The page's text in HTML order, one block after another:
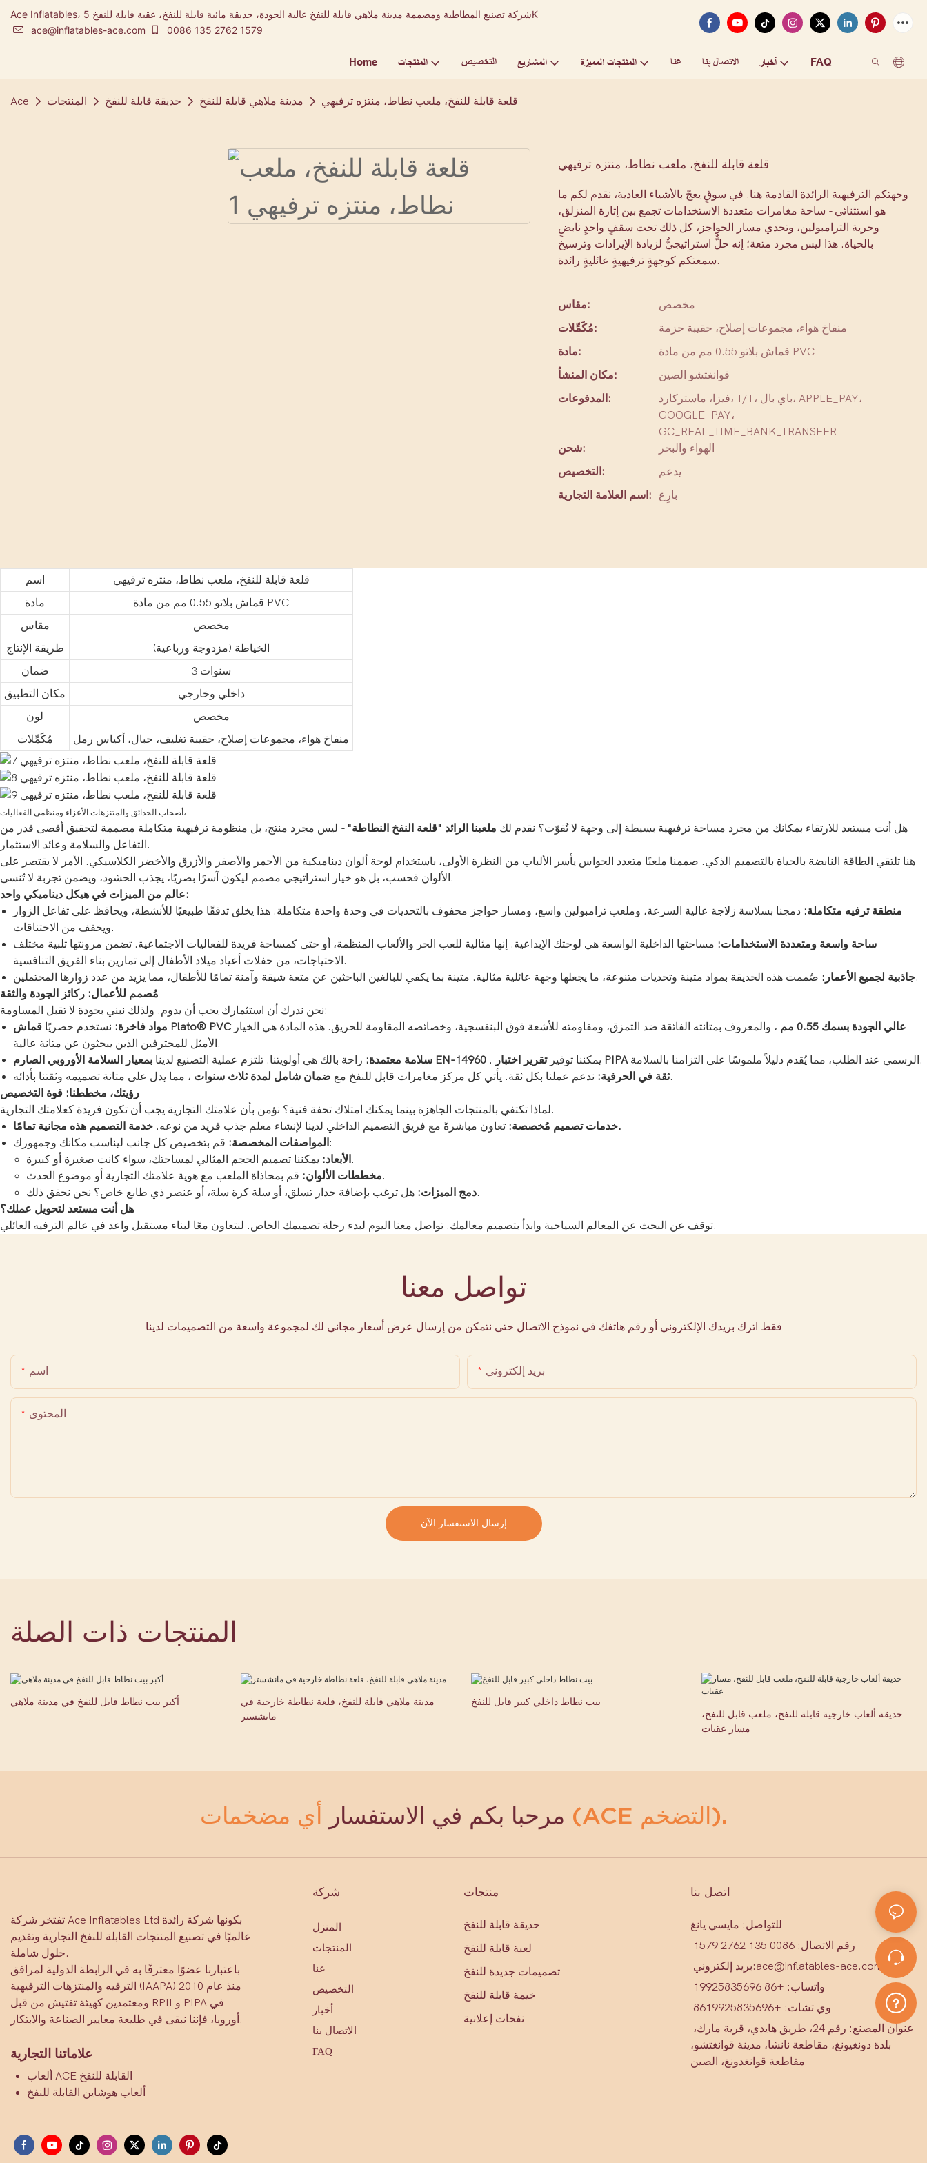
Ace Inflatables، شركة تصنيع المطاطية ومصممة مدينة ملاهي قابلة للنفخ عالية الجودة، حديقة مائية قابلة للنفخ، عقبة قابلة للنفخ 5K
ace@inflatables-ace.com
0086 135 2762 1579
Home المنتجات التخصيص المشاريع المنتجات المميزة عنا الاتصال بنا أخبار FAQ
Ace المنتجات حديقة قابلة للنفخ مدينة ملاهي قابلة للنفخ قلعة قابلة للنفخ، ملعب نطاط، منتزه ترفيهي
قلعة قابلة للنفخ، ملعب نطاط، منتزه ترفيهي
وجهتكم الترفيهية الرائدة القادمة هنا. في سوقٍ يعجّ بالأشياء العادية، نقدم لكم ما
هو استثنائي - ساحة مغامرات متعددة الاستخدامات تجمع بين إثارة المنزلق،
وحرية الترامبولين، وتحدي مسار الحواجز، كل ذلك تحت سقفٍ واحدٍ نابضٍ
بالحياة. هذا ليس مجرد متعة؛ إنه حلٌّ استراتيجيٌّ لزيادة الإيرادات وترسيخ
سمعتكم كوجهةٍ ترفيهيةٍ عائليةٍ رائدة.
مقاس:
مخصص
مُكَمِّلات:
منفاخ هواء، مجموعات إصلاح، حقيبة حزمة
مادة:
قماش بلاتو 0.55 مم من مادة PVC
مكان المنشأ:
قوانغتشو الصين
المدفوعات:
فيزا، ماستركارد، T/T، باي بال، APPLE_PAY،
GOOGLE_PAY،
GC_REAL_TIME_BANK_TRANSFER
شحن:
الهواء والبحر
التخصيص:
يدعم
اسم العلامة التجارية:
بارِع
اسم
قلعة قابلة للنفخ، ملعب نطاط، منتزه ترفيهي
مادة
قماش بلاتو 0.55 مم من مادة PVC
مقاس
مخصص
طريقة الإنتاج
الخياطة (مزدوجة ورباعية)
ضمان
3 سنوات
مكان التطبيق
داخلي وخارجي
لون
مخصص
مُكَمِّلات
منفاخ هواء، مجموعات إصلاح، حقيبة تغليف، حبال، أكياس رمل
أصحاب الحدائق والمتنزهات الأعزاء ومنظمي الفعاليات،
هل أنت مستعد للارتقاء بمكانك من مجرد مساحة ترفيهية بسيطة إلى وجهة لا تُفوّت؟ نقدم لك ملعبنا الرائد "قلعة النفخ النطاطة" - ليس مجرد منتج، بل منظومة ترفيهية متكاملة مصممة لتحقيق أقصى قدر من
التفاعل والسلامة وعائد الاستثمار.
هنا تلتقي الطاقة النابضة بالحياة بالتصميم الذكي. صممنا ملعبًا متعدد الحواس يأسر الألباب من النظرة الأولى، باستخدام لوحة ألوان ديناميكية من الأحمر والأصفر والأزرق والأخضر الكلاسيكي. الأمر لا يقتصر على
الألوان فحسب، بل هو خيار استراتيجي مصمم ليكون آسرًا بصريًا، يجذب الحشود، ويضمن تجربة لا تُنسى.
عالم من الميزات في هيكل ديناميكي واحد:
منطقة ترفيه متكاملة: دمجنا بسلاسة زلاجة عالية السرعة، وملعب ترامبولين واسع، ومسار حواجز محفوف بالتحديات في وحدة واحدة متكاملة. هذا يخلق تدفقًا طبيعيًا للأنشطة، ويحافظ على تفاعل الزوار
ويخفف من الاختناقات.
ساحة واسعة ومتعددة الاستخدامات: مساحتها الداخلية الواسعة هي لوحتك الإبداعية. إنها مثالية للعب الحر والألعاب المنظمة، أو حتى كمساحة فريدة للفعاليات الاجتماعية. تضمن مرونتها تلبية مختلف
الاحتياجات، من حفلات أعياد ميلاد الأطفال إلى تمارين بناء الفريق التنافسية.
جاذبية لجميع الأعمار:صُممت هذه الحديقة بمواد متينة وتحديات متنوعة، ما يجعلها وجهة عائلية مثالية. متينة بما يكفي للبالغين الباحثين عن متعة شيقة وآمنة تمامًا للأطفال، مما يزيد من عدد زوارها المحتملين.
مُصمم للأعمال: ركائز الجودة والثقة
نحن ندرك أن استثمارك يجب أن يدوم. ولذلك نبني بجودة لا تقبل المساومة:
مواد فاخرة: نستخدم حصريًا قماش Plato® PVC عالي الجودة بسمك 0.55 مم
، والمعروف بمتانته الفائقة ضد التمزق، ومقاومته للأشعة فوق البنفسجية، وخصائصه المقاومة للحريق. هذه المادة هي الخيار
الأمثل للمحترفين الذين يبحثون عن متانة عالية.
سلامة معتمدة: راحة بالك هي أولويتنا. تلتزم عملية التصنيع لدينا بمعيار السلامة الأوروبي الصارم EN-14960 . يمكننا توفير تقرير اختبار PIPA
الرسمي عند الطلب، مما يُقدم دليلاً ملموسًا على التزامنا بالسلامة.
ثقة في الحرفية: ندعم عملنا بكل ثقة. يأتي كل مركز مغامرات قابل للنفخ مع ضمان شامل لمدة ثلاث سنوات
، مما يدل على متانة تصميمه وثقتنا بأدائه.
رؤيتك، مخططنا: قوة التخصيص
لماذا تكتفي بالمنتجات الجاهزة بينما يمكنك امتلاك تحفة فنية؟ نؤمن بأن علامتك التجارية يجب أن تكون فريدة كعلامتك التجارية.
خدمات تصميم مُخصصة: تعاون مباشرةً مع فريق التصميم الداخلي لدينا لإنشاء معلم جذب فريد من نوعه.
خدمة التصميم هذه مجانية تمامًا.
المواصفات المخصصة: قم بتخصيص كل جانب ليناسب مكانك وجمهورك:
الأبعاد: يمكننا تصميم الحجم المثالي لمساحتك، سواء كانت صغيرة أو كبيرة.
مخططات الألوان:قم بمحاذاة الملعب مع هوية علامتك التجارية أو موضوع الحدث.
دمج الميزات:هل ترغب بإضافة جدار تسلق، أو سلة كرة سلة، أو عنصر ذي طابع خاص؟ نحن نحقق ذلك.
هل أنت مستعد لتحويل عملك؟
توقف عن البحث عن المعالم السياحية وابدأ بتصميم معالمك. تواصل معنا اليوم لبدء رحلة تصميمك الخاص. لنتعاون معًا لبناء مستقبل واعد في عالم الترفيه العائلي.
تواصل معنا
فقط اترك بريدك الإلكتروني أو رقم هاتفك في نموذج الاتصال حتى نتمكن من إرسال عرض أسعار مجاني لك لمجموعة واسعة من التصميمات لدينا
اسم بريد إلكتروني
المحتوى
إرسال الاستفسار الآن
المنتجات ذات الصلة
أكبر بيت نطاط قابل للنفخ في مدينة ملاهي
مدينة ملاهي قابلة للنفخ، قلعة نطاطة خارجية في
مانشستر
بيت نطاط داخلي كبير قابل للنفخ
حديقة ألعاب خارجية قابلة للنفخ، ملعب قابل للنفخ،
مسار عقبات
مرحبا بكم في الاستفسار أي مضخمات (ACE التضخم).
تفتخر شركة Ace Inflatables Ltd بكونها شركة رائدة
عالميًا في تصنيع المنتجات القابلة للنفخ التجارية وتقديم
حلول شاملة.
باعتبارنا عضوًا معترفًا به في الرابطة الدولية لمرافق
الترفيه والمنتزهات الترفيهية (IAAPA) منذ عام 2010
ومعتمدين كهيئة تفتيش من قبل RPII و PIPA في
أوروبا، فإننا نبقى في طليعة معايير الصناعة والابتكار.
علاماتنا التجارية
ألعاب ACE القابلة للنفخ
ألعاب هوشاين القابلة للنفخ
شركة
المنزل
المنتجات
عنا
التخصيص
أخبار
الاتصال بنا
FAQ
منتجات
حديقة قابلة للنفخ
لعبة قابلة للنفخ
تصميمات جديدة للنفخ
خيمة قابلة للنفخ
نفخات إعلانية
اتصل بنا
للتواصل: مايسي يانغ
رقم الاتصال: 0086 135 2762 1579
بريد إلكتروني:ace@inflatables-ace.com
واتساب: +86 19925835696
وي تشات: +8619925835696
بلدة دونغيونغ، مقاطعة نانشا، مدينة قوانغتشو،
مقاطعة قوانغدونغ، الصين